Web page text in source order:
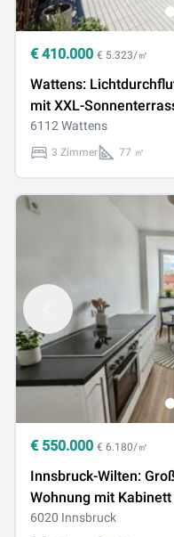
€ 410.000 € 5.323/㎡
Wattens:
mit XXL-
& Tiefgarage
6112 Wattens
3 Zimmer 77 ㎡
€ 550.000 € 6.180/㎡
Innsbruck-Wilten:
Wohnung mit
und Anleger
6020 Innsbruck